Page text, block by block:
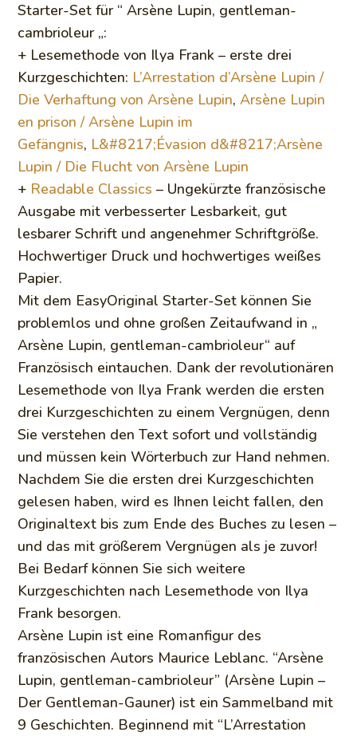
Starter-Set für “ Arsène Lupin, gentleman-
cambrioleur „:
+ Lesemethode von Ilya Frank – erste drei
Kurzgeschichten: L’Arrestation d’Arsène Lupin /
Die Verhaftung von Arsène Lupin,Arsène Lupin
en prison / Arsène Lupin im
Gefängnis, L&#8217;Évasion d&#8217;Arsène
Lupin / Die Flucht von Arsène Lupin
+ Readable Classics – Ungekürzte französische
Ausgabe mit verbesserter Lesbarkeit, gut
lesbarer Schrift und angenehmer Schriftgröße.
Hochwertiger Druck und hochwertiges weißes
Papier.
Mit dem EasyOriginal Starter-Set können Sie
problemlos und ohne großen Zeitaufwand in „
Arsène Lupin, gentleman-cambrioleur“ auf
Französisch eintauchen. Dank der revolutionären
Lesemethode von Ilya Frank werden die ersten
drei Kurzgeschichten zu einem Vergnügen, denn
Sie verstehen den Text sofort und vollständig
und müssen kein Wörterbuch zur Hand nehmen.
Nachdem Sie die ersten drei Kurzgeschichten
gelesen haben, wird es Ihnen leicht fallen, den
Originaltext bis zum Ende des Buches zu lesen –
und das mit größerem Vergnügen als je zuvor!
Bei Bedarf können Sie sich weitere
Kurzgeschichten nach Lesemethode von Ilya
Frank besorgen.
Arsène Lupin ist eine Romanfigur des
französischen Autors Maurice Leblanc. “Arsène
Lupin, gentleman-cambrioleur” (Arsène Lupin –
Der Gentleman-Gauner) ist ein Sammelband mit
9 Geschichten. Beginnend mit “L’Arrestation